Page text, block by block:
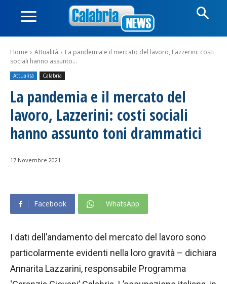
Home Attualità
La pandemia e il mercato del lavoro, Lazzerini: costi
sociali hanno assunto...
Attualità Calabria
La pandemia e il mercato del
lavoro, Lazzerini: costi sociali
hanno assunto toni drammatici
17 Novembre 2021
Facebook WhatsApp
I dati dell’andamento del mercato del lavoro sono
particolarmente evidenti nella loro gravità – dichiara
Annarita Lazzarini, responsabile Programma